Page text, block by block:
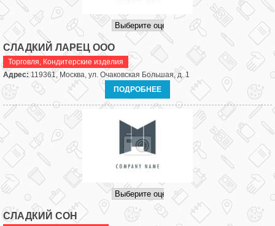
СЛАДКИЙ ЛАРЕЦ ООО
Торговля, Кондитерские изделия
Адрес: 119361, Москва, ул. Очаковская Большая, д. 1
ПОДРОБНЕЕ
СЛАДКИЙ СОН